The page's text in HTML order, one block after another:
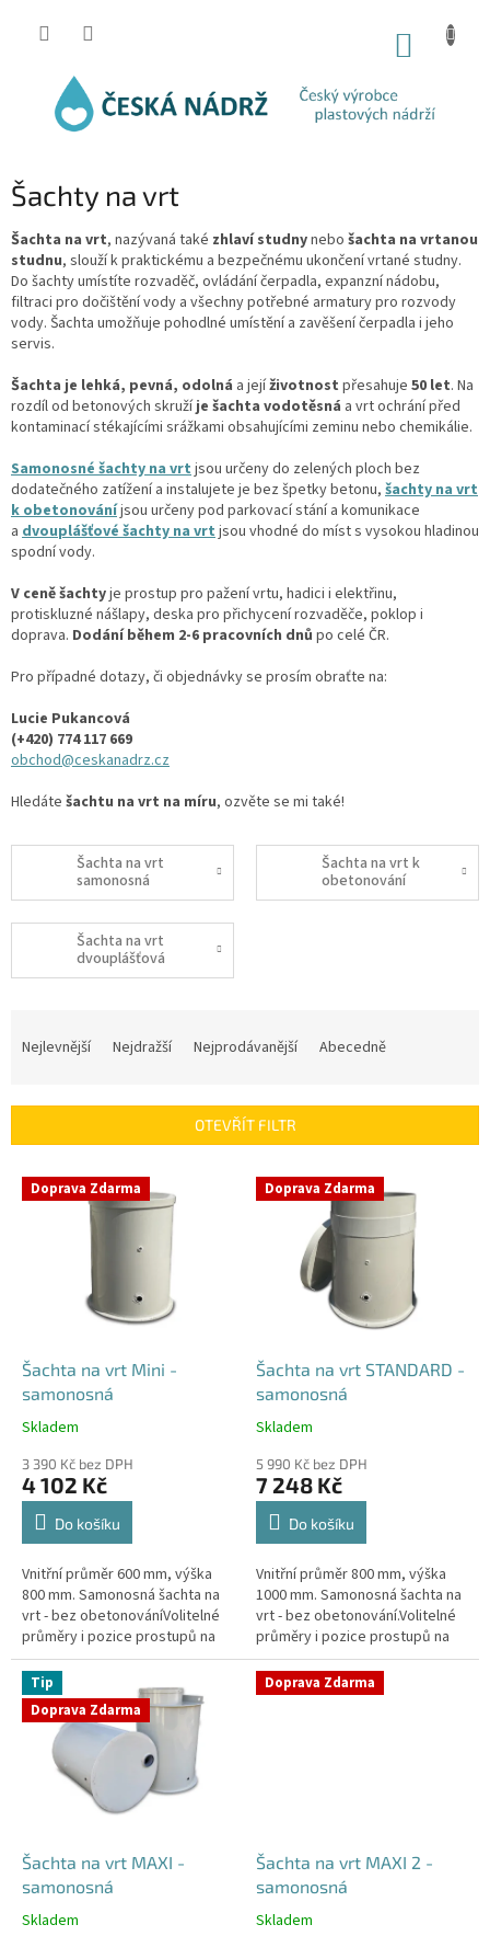
Šachty na vrt
Šachta na vrt, nazývaná také zhlaví studnynebo šachta na vrtanou
studnu, slouží k praktickému a bezpečnému ukončení vrtané studny.
Do šachty umístíte rozvaděč, ovládání čerpadla, expanzní nádobu,
filtraci pro dočištění vody a všechny potřebné armatury pro rozvody
vody. Šachta umožňuje pohodlné umístění a zavěšení čerpadla i jeho
servis.
Šachta je lehká, pevná, odolná a jejíživotnost přesahuje 50 let. Na
rozdíl od betonových skružíje šachta vodotěsná a vrt ochrání před
kontaminací stékajícími srážkami obsahujícími zeminu nebo chemikálie.
Samonosné šachty na vrt jsou určeny do zelených ploch bez
dodatečného zatížení a instalujete je bez špetky betonu, šachty na vrt
k obetonováníjsou určeny pod parkovací stání a komunikace
a dvouplášťové šachty na vrt jsou vhodné do míst s vysokou hladinou
spodní vody.
V ceně šachtyje prostup pro pažení vrtu, hadici i elektřinu,
protiskluzné nášlapy, deska pro přichycení rozvaděče, poklop i
doprava. Dodání během 2-6 pracovních dnů po celé ČR.
Pro případné dotazy, či objednávky se prosím obraťte na:
Lucie Pukancová
(+420) 774 117 669
obchod@ceskanadrz.cz
Hledáte šachtu na vrt na míru, ozvěte se mi také!
Šachta na vrt
samonosná
Šachta na vrt k
obetonování
Šachta na vrt
dvouplášťová
í
Nejlevnější Nejdražší Nejprodávanější Abecedně
OTEVŘÍT FILTR
V Doprava Zdarma
Šachta na vrt Mini -
samonosná
Průměrné
produktu
je
4,4
hvězdiček.
Skladem
3 390 Kč bez DPH
4 102 Kč
Do košíku
Vnitřní průměr 600 mm, výška
800 mm. Samonosná šachta na
vrt - bez obetonováníVolitelné
průměry i pozice prostupů na
pažení vrtu, hadice i elektřinu -
požadované průměry...
Doprava Zdarma
Šachta na vrt STANDARD -
samonosná
Průměrné
produktu
je
4,3
hvězdiček.
Skladem
5 990 Kč bez DPH
7 248 Kč
Do košíku
Vnitřní průměr 800 mm, výška
1000 mm. Samonosná šachta na
vrt - bez obetonování.Volitelné
průměry i pozice prostupů na
pažení vrtu, hadice i elektřinu -
požadované průměry...
Tip
Doprava Zdarma
Šachta na vrt MAXI -
samonosná
Průměrné
Skladem
Doprava Zdarma
Šachta na vrt MAXI 2 -
samonosná
Průměrné
Skladem